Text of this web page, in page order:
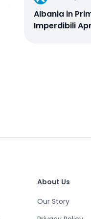
Albania in
Imperdibili
About Us
Our Story